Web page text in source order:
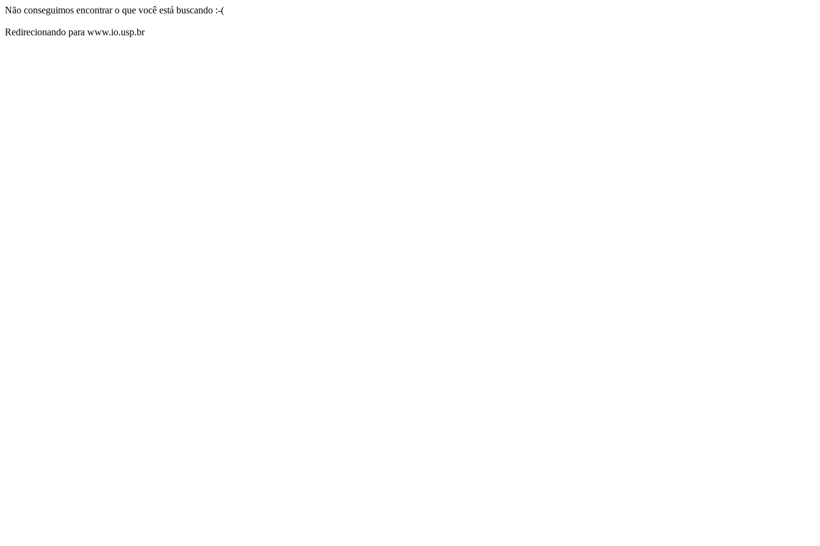
Não conseguimos encontrar o que você está buscando :-(
Redirecionando para www.io.usp.br